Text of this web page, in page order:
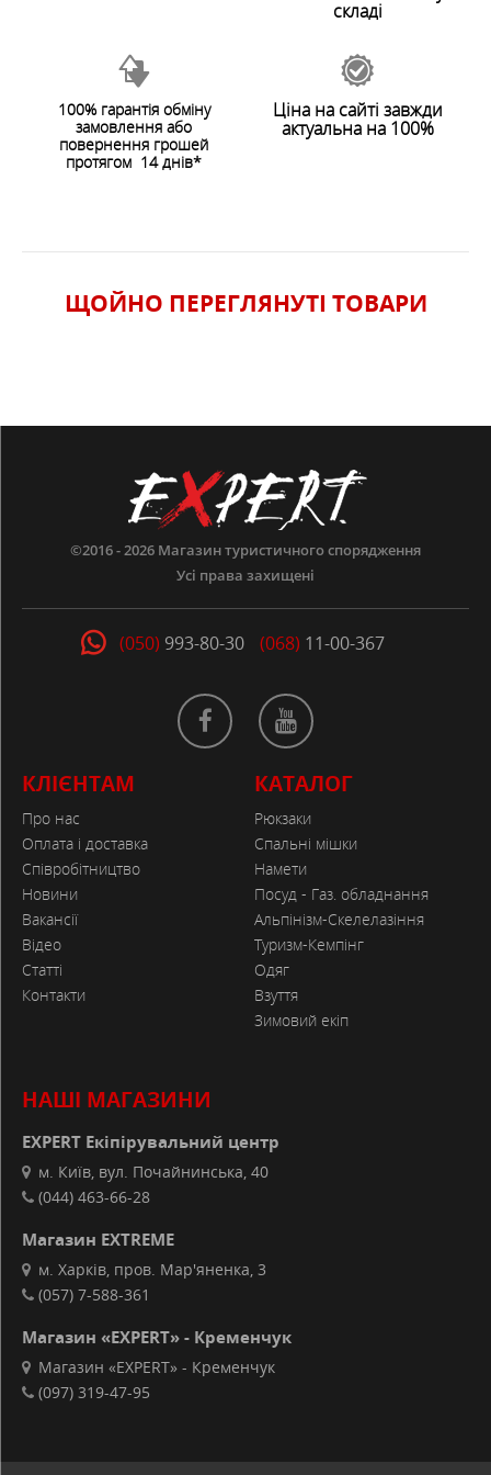
Различные зоны плотности материала с
учетом картографии тела;
Отвод влаги при активном отдыхе.
Функции
Сохранит ваше тело в тепле,
Применение
Тип Одежды: Женская
ЗАЛИШИТИ ВІДГУК
складі
100% гарантія обміну
замовлення або
повернення грошей
протягом 14 днів*
Ціна на сайті завжди
актуальна на 100%
ЩОЙНО ПЕРЕГЛЯНУТI ТОВАРИ
©2016 - 2026 Магазин туристичного спорядження
Усі права захищені
(050) 993-80-30 (068) 11-00-367
КЛІЄНТАМ
Про нас
Оплата і доставка
Співробітництво
Новини
Вакансії
Відео
Статті
Контакти
КАТАЛОГ
Рюкзаки
Спальні мішки
Намети
Посуд - Газ. обладнання
Альпінізм-Скелелазіння
Туризм-Кемпінг
Одяг
Взуття
Зимовий екіп
НАШІ МАГАЗИНИ
EXPERT Екіпірувальний центр
м. Київ, вул. Почайнинська, 40
(044) 463-66-28
Магазин EXTREME
м. Харків, пров. Мар'яненка, 3
(057) 7-588-361
Магазин «EXPERT» - Кременчук
Магазин «EXPERT» - Кременчук
(097) 319-47-95